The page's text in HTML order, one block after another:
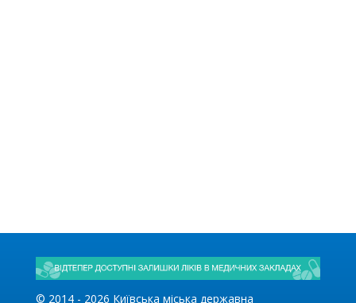
© 2014 - 2026 Київська міська державна